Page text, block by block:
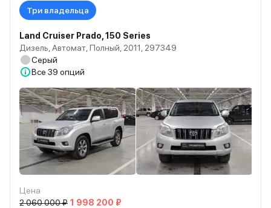
Три владельца
Land Cruiser Prado, 150 Series
Дизель, Автомат, Полный, 2011, 297349
Серый
Все 39 опций
Цена
2 060 000 ₽ 1 998 200 ₽